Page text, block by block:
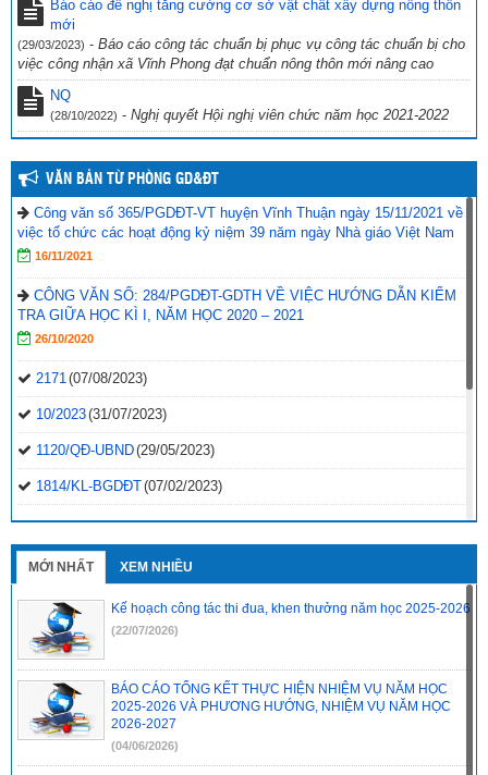
Giáo dục và Đào tạo Vĩnh Thuận về việc hưởng ứng “Ngày toàn dân
phòng cháy và chữa cháy” năm 2022.
Báo cáo đề nghị tăng cường cơ sở vật chất xây dựng nông thôn
mới
(29/03/2023) - Báo cáo công tác chuẩn bị phục vụ công tác chuẩn bị cho
việc công nhận xã Vĩnh Phong đạt chuẩn nông thôn mới nâng cao
NQ
(28/10/2022) - Nghị quyết Hội nghị viên chức năm học 2021-2022
VĂN BẢN TỪ PHÒNG GD&ĐT
Công văn số 365/PGDĐT-VT huyện Vĩnh Thuận ngày 15/11/2021 về
việc tổ chức các hoạt động kỷ niệm 39 năm ngày Nhà giáo Việt Nam
16/11/2021
CÔNG VĂN SỐ: 284/PGDĐT-GDTH VỀ VIỆC HƯỚNG DẪN KIỂM
TRA GIỮA HỌC KÌ I, NĂM HỌC 2020 – 2021
26/10/2020
2171(07/08/2023)
10/2023(31/07/2023)
1120/QĐ-UBND(29/05/2023)
1814/KL-BGDĐT(07/02/2023)
2496-QD-UBND(10/10/2022)
2495-QD-UBND(10/10/2022)
888/TB-UBND(31/08/2022)
2397/QĐ-UBND (26/08/2022)
31/2022/NQ-HĐND(16/08/2022)
MỚI NHẤT XEM NHIỀU
Kế hoạch công tác thi đua, khen thưởng năm học 2025-2026
(22/07/2026)
BÁO CÁO TỔNG KẾT THỰC HIỆN NHIỆM VỤ NĂM HỌC
2025-2026 VÀ PHƯƠNG HƯỚNG, NHIỆM VỤ NĂM HỌC
2026-2027
(04/06/2026)